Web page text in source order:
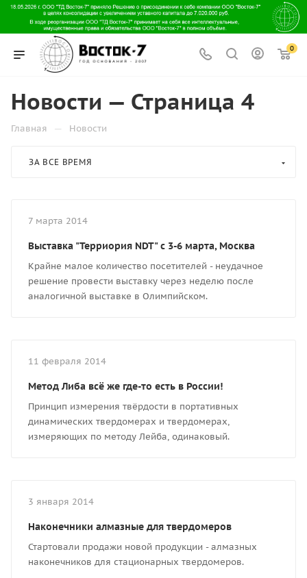
0
Новости — Страница 4
Главная — Новости
ЗА ВСЕ ВРЕМЯ
7 марта 2014
Выставка "Терриория NDT" с 3-6 марта, Москва
Крайне малое количество посетителей - неудачное
решение провести выставку через неделю после
аналогичной выставке в Олимпийском.
11 февраля 2014
Метод Либа всё же где-то есть в России!
Принцип измерения твёрдости в портативных
динамических твердомерах и твердомерах,
измеряющих по методу Лейба, одинаковый.
3 января 2014
Наконечники алмазные для твердомеров
Стартовали продажи новой продукции - алмазных
наконечников для стационарных твердомеров.